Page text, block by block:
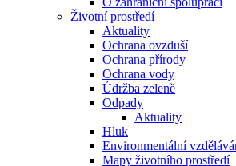
Životní prostředí
Aktuality
Ochrana ovzduší
Ochrana přírody
Ochrana vody
Údržba zeleně
Odpady
Aktuality
Hluk
Environmentální
Mapy životního prostředí